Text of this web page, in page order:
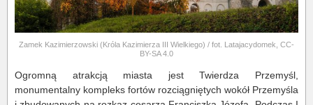
Zamek Kazimierzowski (Króla Kazimierza III Wielkiego) / fot. Latajacydomek, CC-
BY-SA 4.0
Ogromną atrakcją miasta jest Twierdza Przemyśl,
monumentalny kompleks fortów rozciągniętych wokół Przemyśla